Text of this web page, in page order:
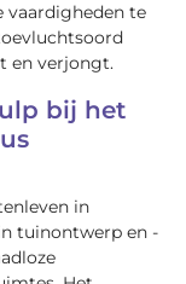
vaardigheden te
en verjongt.
bij het
in
tuinontwerp en -